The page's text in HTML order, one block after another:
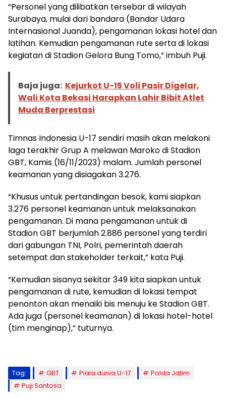
“Personel yang dilibatkan tersebar di wilayah
Surabaya, mulai dari bandara (Bandar Udara
Internasional Juanda), pengamanan lokasi hotel dan
latihan. Kemudian pengamanan rute serta di lokasi
kegiatan di Stadion Gelora Bung Tomo,” imbuh Puji.
Baja juga: Kejurkot U-15 Voli Pasir Digelar,
Wali Kota Bekasi Harapkan Lahir Bibit Atlet
Muda Berprestasi
Timnas Indonesia U-17 sendiri masih akan melakoni
laga terakhir Grup A melawan Maroko di Stadion
GBT, Kamis (16/11/2023) malam. Jumlah personel
keamanan yang disiagakan 3.276.
“Khusus untuk pertandingan besok, kami siapkan
3.276 personel keamanan untuk melaksanakan
pengamanan. Di mana pengamanan untuk di
Stadion GBT berjumlah 2.886 personel yang terdiri
dari gabungan TNI, Polri, pemerintah daerah
setempat dan stakeholder terkait,” kata Puji.
“Kemudian sisanya sekitar 349 kita siapkan untuk
pengamanan di rute, kemudian di lokasi tempat
penonton akan menaiki bis menuju ke Stadion GBT.
Ada juga (personel keamanan) di lokasi hotel-hotel
(tim menginap),” tuturnya.
Tag: GBT Piala dunia U-17
Polda Jatim
Puji Santosa